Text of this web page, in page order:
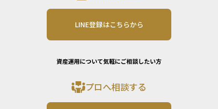
LINE登録はこちらから
資産運用について気軽にご相談したい方
プロへ相談する